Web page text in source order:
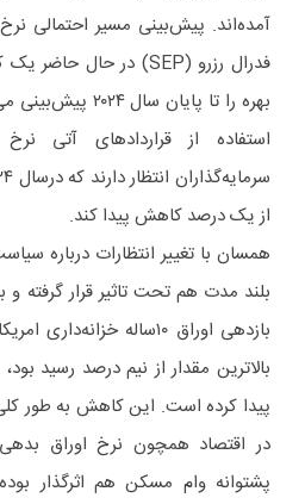
آمده‌اند. پیش‌بینی مسیر احتمالی
بهره را تا پایان
استفاده از قراردادهای آتی
از یک درصد کاهش پیدا کند.
همسان با تغییر انتظارات درباره
بلند مدت هم تحت تاثیر قرار گرفته
بالاترین مقدار از نیم درصد رسید
پیدا کرده است. این کاهش به طور
در اقتصاد همچون نرخ اوراق
پشتوانه وام مسکن هم اثرگذار